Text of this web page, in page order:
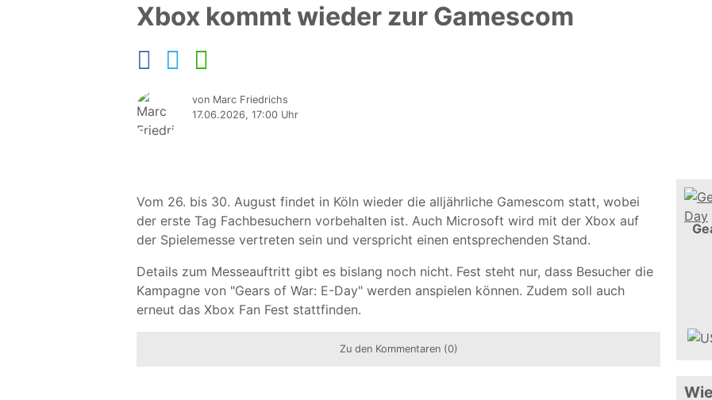
Xbox kommt wieder zur Gamescom
von Marc Friedrichs
17.06.2026, 17:00 Uhr
Vom 26. bis 30. August findet in Köln wieder die alljährliche Gamescom statt, wobei
der erste Tag Fachbesuchern vorbehalten ist. Auch Microsoft wird mit der Xbox auf
der Spielemesse vertreten sein und verspricht einen entsprechenden Stand.
Details zum Messeauftritt gibt es bislang noch nicht. Fest steht nur, dass Besucher die
Kampagne von "Gears of War: E-Day" werden anspielen können. Zudem soll auch
erneut das Xbox Fan Fest stattfinden.
Zu den Kommentaren (0)